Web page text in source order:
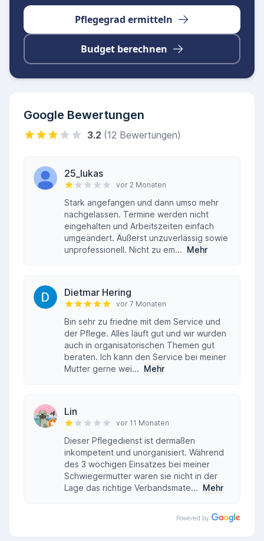
Pflegegrad ermitteln
Budget berechnen
Google Bewertungen
3.2 (12 Bewertungen)
25_lukas
vor 2 Monaten
Stark angefangen und dann umso mehr
nachgelassen. Termine werden nicht
eingehalten und Arbeitszeiten einfach
umgeändert. Äußerst unzuverlässig sowie
unprofessionell. Nicht zu em... Mehr
Dietmar Hering
vor 7 Monaten
Bin sehr zu friedne mit dem Service und
der Pflege. Alles läuft gut und wir wurden
auch in organisatorischen Themen gut
beraten. Ich kann den Service bei meiner
Mutter gerne wei... Mehr
Lin
vor 11 Monaten
Dieser Pflegedienst ist dermaßen
inkompetent und unorganisiert. Während
des 3 wöchigen Einsatzes bei meiner
Schwiegermutter waren sie nicht in der
Lage das richtige Verbandsmate... Mehr
Powered by